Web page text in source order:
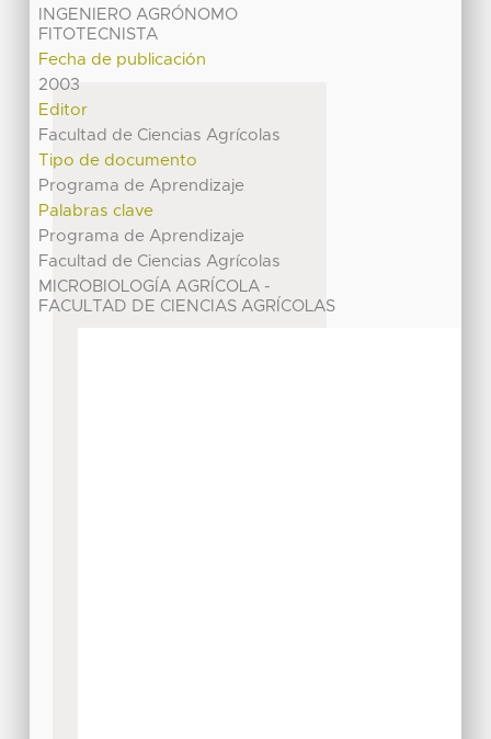
INGENIERO AGRÓNOMO
FITOTECNISTA
Fecha de publicación
2003
Editor
Facultad de Ciencias Agrícolas
Tipo de documento
Programa de Aprendizaje
Palabras clave
Programa de Aprendizaje
Facultad de Ciencias Agrícolas
MICROBIOLOGÍA AGRÍCOLA -
FACULTAD DE CIENCIAS AGRÍCOLAS